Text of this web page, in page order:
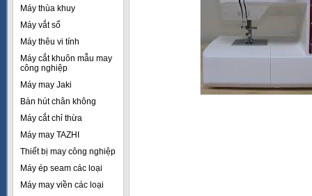
Máy thùa khuy
Máy vắt sổ
Máy thêu vi tính
Máy cắt khuôn mẫu may
công nghiệp
Máy may Jaki
Bàn hút chân không
Máy cắt chỉ thừa
Máy may TAZHI
Thiết bị may công nghiệp
Máy ép seam các loại
Máy may viền các loại